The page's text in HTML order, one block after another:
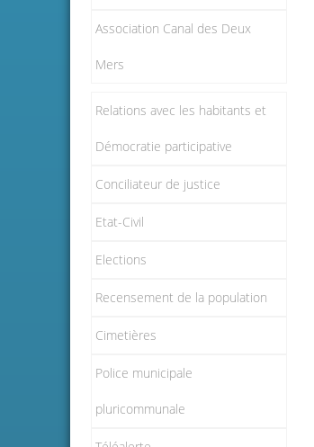
Association Canal des Deux
Mers
Relations avec les habitants et
Démocratie participative
Conciliateur de justice
Etat-Civil
Elections
Recensement de la population
Cimetières
Police municipale
pluricommunale